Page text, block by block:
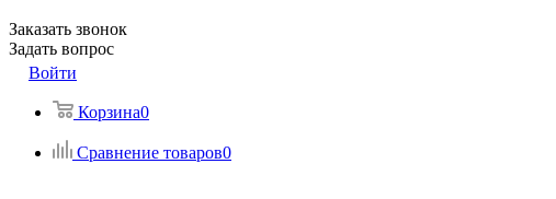
Заказать звонок
Задать вопрос
Войти
Корзина0
Сравнение товаров0